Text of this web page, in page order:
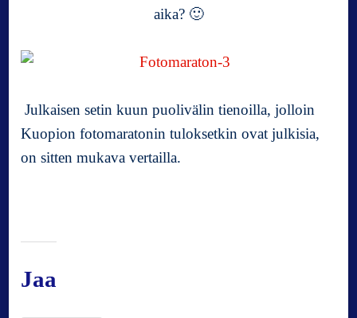
aika? 🙂
Julkaisen setin kuun puolivälin tienoilla, jolloin
Kuopion fotomaratonin tuloksetkin ovat julkisia,
on sitten mukava vertailla.
Jaa